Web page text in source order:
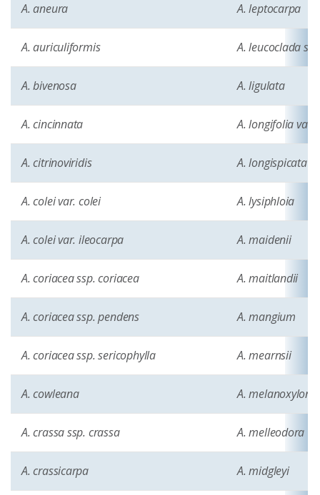
A. aneura A. leptocarpa
A. auriculiformis A. leucoclada
A. bivenosa A. ligulata
A. cincinnata A. longifolia var.
A. citrinoviridis A. longispicata
A. colei var. colei A. lysiphloia
A. colei var. ileocarpa A. maidenii
A. coriacea ssp. coriacea A. maitlandii
A. coriacea ssp. pendens A. mangium
A. coriacea ssp. sericophylla A. mearnsii
A. cowleana A. melanoxylon
A. crassa ssp. crassa A. melleodora
A. crassicarpa A. midgleyi